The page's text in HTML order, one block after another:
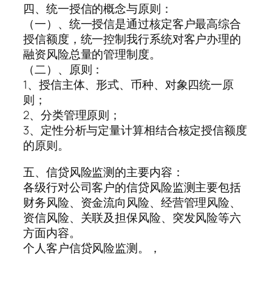
四、统一授信的概念与原则：
（一）、统一授信是通过核定客户最高综合
授信额度，统一控制我行系统对客户办理的
融资风险总量的管理制度。
（二）、原则：
1、授信主体、形式、币种、对象四统一原
则；
2、分类管理原则；
3、定性分析与定量计算相结合核定授信额度
的原则。
五、信贷风险监测的主要内容：
各级行对公司客户的信贷风险监测主要包括
财务风险、资金流向风险、经营管理风险、
资信风险、关联及担保风险、突发风险等六
方面内容。
个人客户信贷风险监测。，